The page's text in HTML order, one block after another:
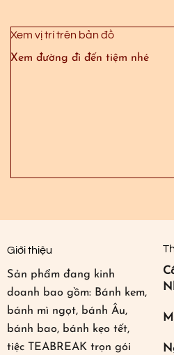
Xem vị trí trên bản đồ
Xem đường đi đến tiệm nhé
Giới thiệu
Sản phẩm đang kinh
doanh bao gồm: Bánh kem,
bánh mì ngọt, bánh Âu,
bánh bao, bánh kẹo tết,
tiệc TEABREAK trọn gói